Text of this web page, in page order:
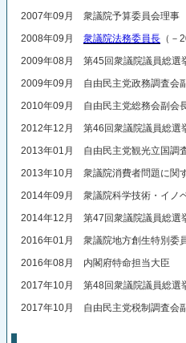
2007年09月 衆議院予算委員会理事
2008年09月 衆議院法務委員長 （－
2009年08月 第45回衆議院議員総選
2009年09月 自由民主党政務調査会
2010年09月 自由民主党総務会副会
2012年12月 第46回衆議院議員総選
2013年01月 自由民主党観光立国調
2013年10月 衆議院消費者問題に関
2014年09月 衆議院科学技術・イノ
2014年12月 第47回衆議院議員総選
2016年01月 衆議院地方創生特別委
2016年08月 内閣府特命担当大臣
2017年10月 第48回衆議院議員総選
2017年10月 自由民主党税制調査会